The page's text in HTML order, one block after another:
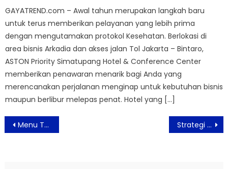
GAYATREND.com – Awal tahun merupakan langkah baru
untuk terus memberikan pelayanan yang lebih prima
dengan mengutamakan protokol Kesehatan. Berlokasi di
area bisnis Arkadia dan akses jalan Tol Jakarta – Bintaro,
ASTON Priority Simatupang Hotel & Conference Center
memberikan penawaran menarik bagi Anda yang
merencanakan perjalanan menginap untuk kebutuhan bisnis
maupun berlibur melepas penat. Hotel yang […]
Post
navigation
Menu Terkenal Khas Korea Secara Eksklusif disajikan Harris Hotels Strategi Pemerintah Upaya Tingkatkan Wisman Dimasa Pandemi